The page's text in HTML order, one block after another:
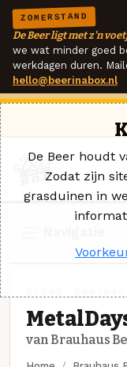
ZOMERSTAND
De Beer ligt met z'n
we wat minder goed
werkdagen duren.
hello@beerinabox.nl
van Brauhaus
De Beer houdt
Zodat zijn
grasduinen in